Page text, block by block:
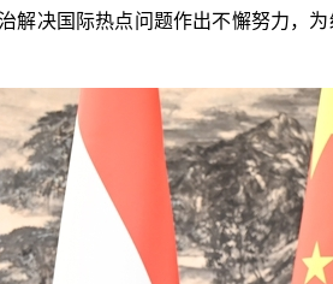
决国际热点问题作出不懈努力，